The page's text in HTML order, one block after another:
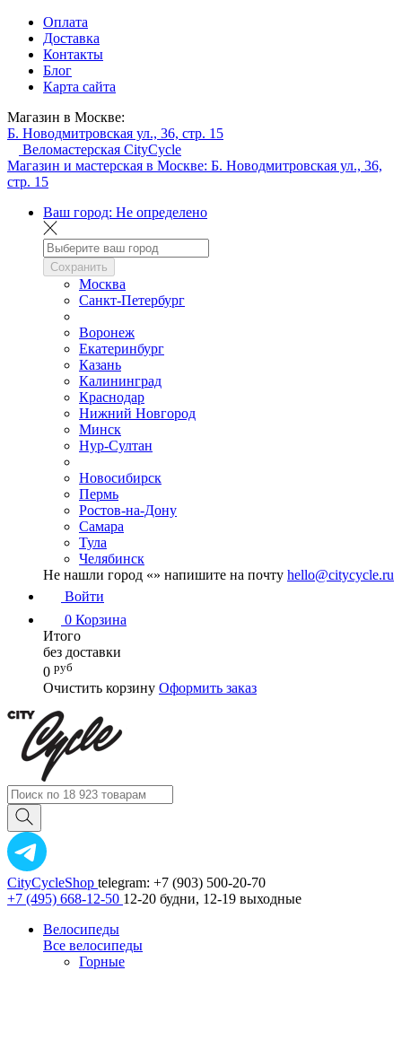
Оплата
Доставка
Контакты
Блог
Карта сайта
Магазин в Москве:
Б. Новодмитровская ул., 36, стр. 15
Веломастерская CityCycle
Магазин и мастерская в Москве: Б. Новодмитровская ул., 36,
стр. 15
Ваш город: Не определено
Сохранить
Москва
Санкт-Петербург
Воронеж
Екатеринбург
Казань
Калининград
Краснодар
Нижний Новгород
Минск
Нур-Султан
Новосибирск
Пермь
Ростов-на-Дону
Самара
Тула
Челябинск
Не нашли город «» напишите на почту hello@citycycle.ru
Войти
0 Корзина
Итого
без доставки
0 руб
Очистить корзину Оформить заказ
CityCycleShop telegram: +7 (903) 500-20-70
+7 (495) 668-12-50 12-20 будни, 12-19 выходные
Велосипеды
Все велосипеды
Горные